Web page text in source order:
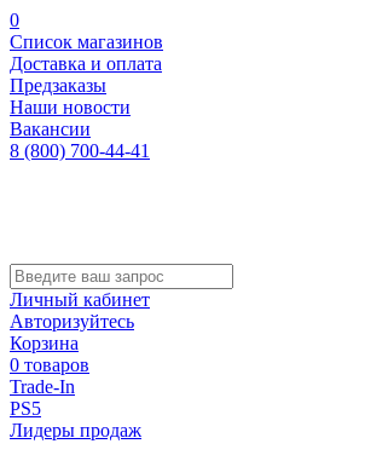
0
Список магазинов
Доставка и оплата
Предзаказы
Наши новости
Вакансии
8 (800) 700-44-41
Личный кабинет
Авторизуйтесь
Корзина
0 товаров
Trade-In
PS5
Лидеры продаж